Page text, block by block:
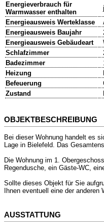
Energieverbrauch für
Warmwasser enthalten
Energieausweis Werteklasse
Energieausweis Baujahr
Energieausweis Gebäudeart
Schlafzimmer
Badezimmer
Heizung
Befeuerung
Zustand
OBJEKTBESCHREIBUNG
Bei dieser Wohnung handelt es
Lage in Bielefeld. Das
Die Wohnung im 1.
Regendusche, ein Gäste-WC,
Sollte dieses Objekt für Sie
Ihnen eventuell eine der
AUSSTATTUNG